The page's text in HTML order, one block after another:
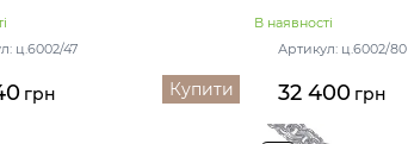
ц.6002/47
грн Купити
В наявності
Артикул: ц.6002/80
32 400 грн